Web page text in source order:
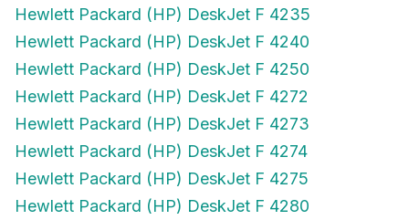
Hewlett Packard (HP) DeskJet F 4235
Hewlett Packard (HP) DeskJet F 4240
Hewlett Packard (HP) DeskJet F 4250
Hewlett Packard (HP) DeskJet F 4272
Hewlett Packard (HP) DeskJet F 4273
Hewlett Packard (HP) DeskJet F 4274
Hewlett Packard (HP) DeskJet F 4275
Hewlett Packard (HP) DeskJet F 4280